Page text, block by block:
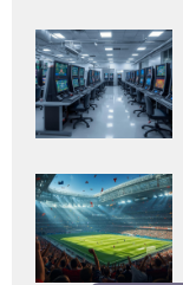
Adaugă
aici textul
pentru
subtitlu
Adaugă
aici textul
pentru
subtitlu